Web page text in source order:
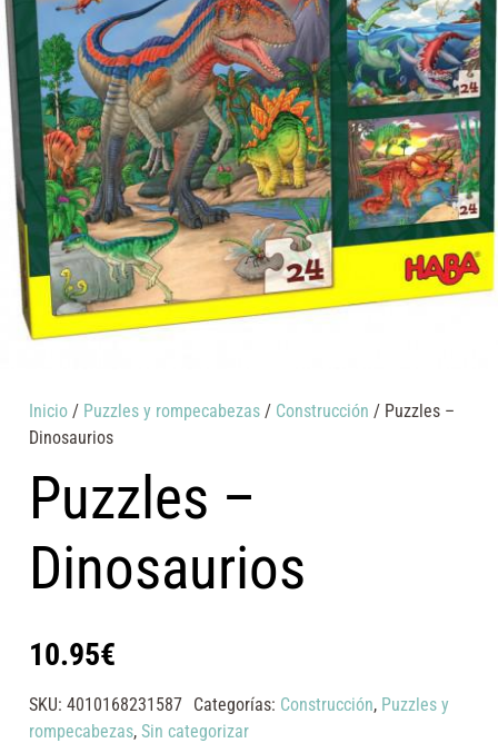
Inicio / Puzzles y rompecabezas / Construcción / Puzzles –
Dinosaurios
Puzzles –
Dinosaurios
10.95€
SKU:4010168231587 Categorías: Construcción, Puzzles y
rompecabezas,Sin categorizar